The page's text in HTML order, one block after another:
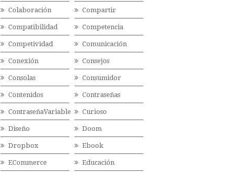
Colaboración Compartir
Compatibilidad Competencia
Competividad Comunicación
Conexión Consejos
Consolas Consumidor
Contenidos Contraseñas
ContraseñaVariable Curioso
Diseño Doom
Dropbox Ebook
ECommerce Educación